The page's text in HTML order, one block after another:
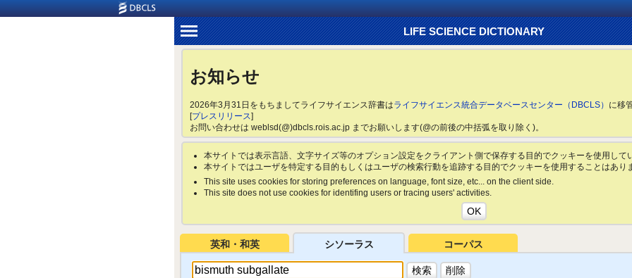
LIFE SCIENCE DICTIONARY
お知らせ
2026年3月31日をもちましてライフサイエンス辞書はライフサイエンス統合データベースセンター（DBCLS） に移
[プレスリリース]
お問い合わせは weblsd(@)dbcls.rois.ac.jp までお願いします(@の前後の中括弧を取り除く)。
本サイトでは表示言語、文字サイズ等のオプション設定をクライアント側で保存する目的でクッキーを使用して
本サイトではユーザを特定する目的もしくはユーザの検索行動を追跡する目的でクッキーを使用することはあり
This site uses cookies for storing preferences on language, font size, etc... on the client side.
This site does not use cookies for identifing users or tracing users' activities.
英和・和英 シソーラス コーパス